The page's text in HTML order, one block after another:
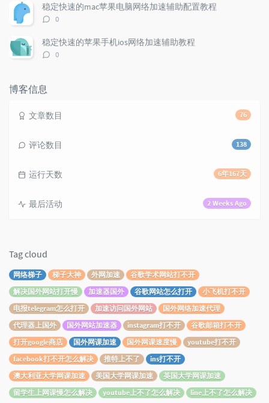
l
e
t
数：
稳定快速的mac苹果电脑网络加速辅助配置教程
评
数：
0
稳定快速的苹果手机ios网络加速辅助教程
评
0
博客信息
76
文章数目
138
评论数目
6年167天
运行天数
2 Weeks Ago
最后活动
Tag cloud
网络梯子 梯子大神 外网加速
谷歌学术网站打不开
解决国外网站打开慢
加速器国外 谷歌网站怎么打开
小飞机打不开
电报telegram怎么打开
加速访问国外网站
国外网络加速代理
代理器上国外
国外网站加速器 instagram打不开
谷歌邮箱打不开
打开google商店
国外网课加速 国外网课速度慢
youtube打不开
facebook打不开怎么解决
推特上不了
ins打不开
澳大利亚大学网课加速
美国大学网课加速
英国大学网课加速
留学生上网课慢怎么解决
youtube上不了怎么解决 line上不了怎么解决